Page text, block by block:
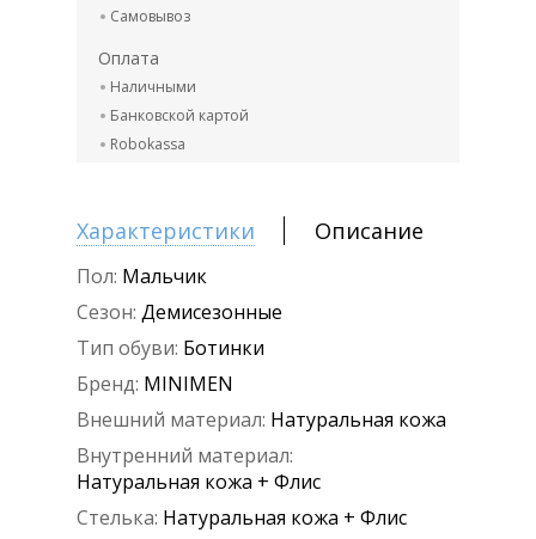
Самовывоз
Оплата
Наличными
Банковской картой
Robokassa
Характеристики Описание
Пол: Мальчик
Сезон: Демисезонные
Тип обуви: Ботинки
Бренд: MINIMEN
Внешний материал: Натуральная кожа
Внутренний материал:
Натуральная кожа + Флис
Стелька: Натуральная кожа + Флис